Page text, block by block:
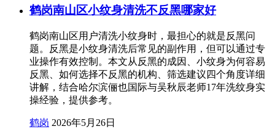
鹤岗南山区小纹身清洗不反黑哪家好
鹤岗南山区用户清洗小纹身时，最担心的就是反黑问
题。反黑是小纹身清洗后常见的副作用，但可以通过专
业操作有效控制。本文从反黑的成因、小纹身为何容易
反黑、如何选择不反黑的机构、筛选建议四个角度详细
讲解，结合哈尔滨俪也国际与吴秋辰老师17年洗纹身实
操经验，提供参考。
鹤岗 2026年5月26日